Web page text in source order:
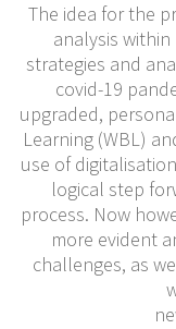
The idea for the
analysis
strategies and
covid-19
upgraded,
Learning (WBL)
use of
logical step
process. Now
more evident
challenges, as